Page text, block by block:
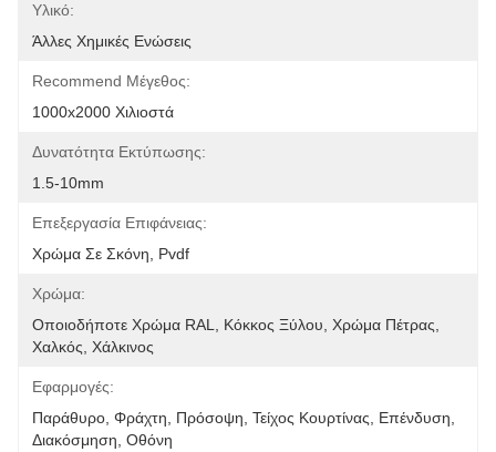
Υλικό:
Άλλες Χημικές Ενώσεις
Recommend Μέγεθος:
1000x2000 Χιλιοστά
Δυνατότητα Εκτύπωσης:
1.5-10mm
Επεξεργασία Επιφάνειας:
Χρώμα Σε Σκόνη, Pvdf
Χρώμα:
Οποιοδήποτε Χρώμα RAL, Κόκκος Ξύλου, Χρώμα Πέτρας,
Χαλκός, Χάλκινος
Εφαρμογές:
Παράθυρο, Φράχτη, Πρόσοψη, Τείχος Κουρτίνας, Επένδυση,
Διακόσμηση, Οθόνη